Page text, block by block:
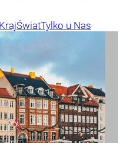
KrajŚwiatTylko u Nas